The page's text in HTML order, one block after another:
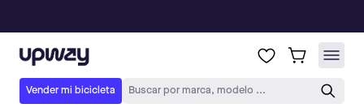
Upway
Vender mi bicicleta Buscar por marca, modelo ...